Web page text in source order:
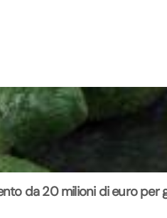
da 20 milioni di euro per